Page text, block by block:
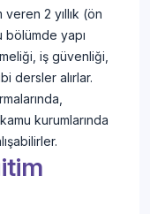
2 yıllık (ön
bölümde yapı
iş güvenliği,
dersler alırlar.
kurumlarında